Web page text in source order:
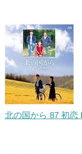
北の国から 87 初恋